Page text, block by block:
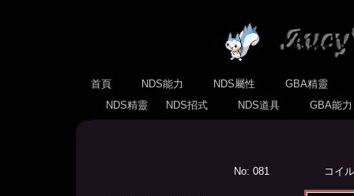
首頁 NDS能力 NDS屬性
GBA精靈
NDS精靈
NDS招式 NDS道具 GBA能
No: 081 コイ